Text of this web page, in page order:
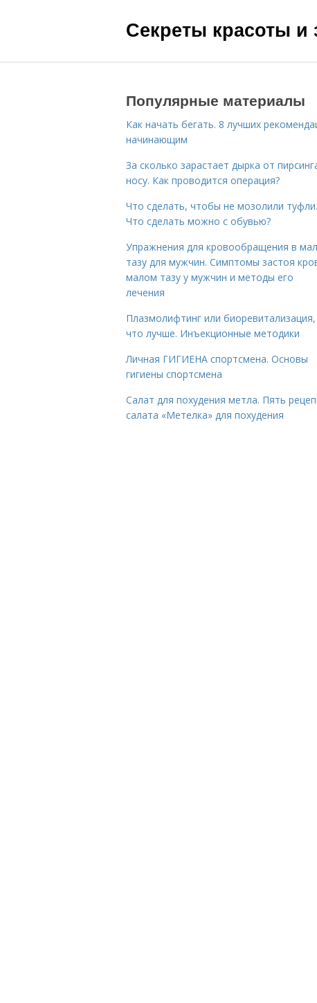
Секреты красоты и
Популярные материалы
Как начать бегать. 8 лучших
начинающим
За сколько зарастает дырка от
носу. Как проводится операция?
Что сделать, чтобы не мозолили туфли.
Что сделать можно с обувью?
Упражнения для кровообращения в
тазу для мужчин. Симптомы застоя
малом тазу у мужчин и методы его
лечения
Плазмолифтинг или биоревитализация,
что лучше. Инъекционные методики
Личная ГИГИЕНА спортсмена. Основы
гигиены спортсмена
Салат для похудения метла. Пять
салата «Метелка» для похудения